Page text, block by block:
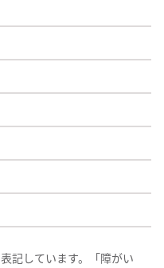
記しています。「障がい